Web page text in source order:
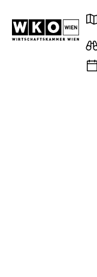
Inhalt
springen
Hauptnavigation
springen
Footer
springen